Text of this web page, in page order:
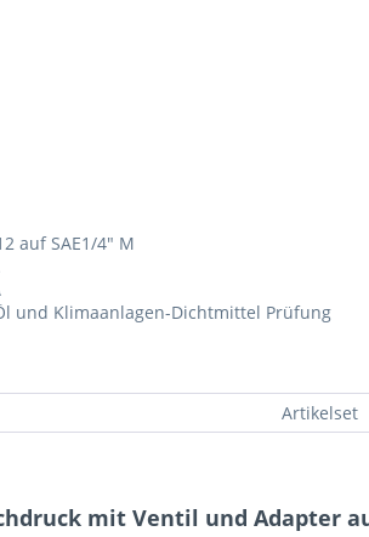
auf SAE1/4" M
und Klimaanlagen-Dichtmittel Prüfung
Artikelset
mit Ventil und Adapter